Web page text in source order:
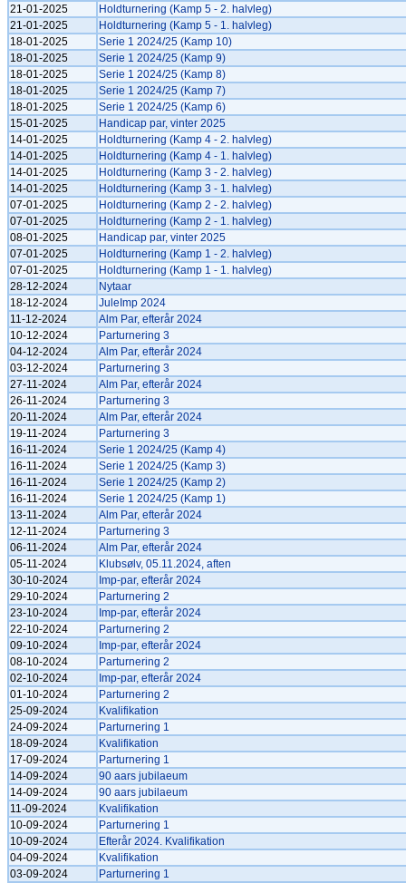
21-01-2025
Holdturnering (Kamp 5 - 2. halvleg)
21-01-2025
Holdturnering (Kamp 5 - 1. halvleg)
18-01-2025
Serie 1 2024/25 (Kamp 10)
18-01-2025
Serie 1 2024/25 (Kamp 9)
18-01-2025
Serie 1 2024/25 (Kamp 8)
18-01-2025
Serie 1 2024/25 (Kamp 7)
18-01-2025
Serie 1 2024/25 (Kamp 6)
15-01-2025
Handicap par, vinter 2025
14-01-2025
Holdturnering (Kamp 4 - 2. halvleg)
14-01-2025
Holdturnering (Kamp 4 - 1. halvleg)
14-01-2025
Holdturnering (Kamp 3 - 2. halvleg)
14-01-2025
Holdturnering (Kamp 3 - 1. halvleg)
07-01-2025
Holdturnering (Kamp 2 - 2. halvleg)
07-01-2025
Holdturnering (Kamp 2 - 1. halvleg)
08-01-2025
Handicap par, vinter 2025
07-01-2025
Holdturnering (Kamp 1 - 2. halvleg)
07-01-2025
Holdturnering (Kamp 1 - 1. halvleg)
28-12-2024
Nytaar
18-12-2024
JuleImp 2024
11-12-2024
Alm Par, efterår 2024
10-12-2024
Parturnering 3
04-12-2024
Alm Par, efterår 2024
03-12-2024
Parturnering 3
27-11-2024
Alm Par, efterår 2024
26-11-2024
Parturnering 3
20-11-2024
Alm Par, efterår 2024
19-11-2024
Parturnering 3
16-11-2024
Serie 1 2024/25 (Kamp 4)
16-11-2024
Serie 1 2024/25 (Kamp 3)
16-11-2024
Serie 1 2024/25 (Kamp 2)
16-11-2024
Serie 1 2024/25 (Kamp 1)
13-11-2024
Alm Par, efterår 2024
12-11-2024
Parturnering 3
06-11-2024
Alm Par, efterår 2024
05-11-2024
Klubsølv, 05.11.2024, aften
30-10-2024
Imp-par, efterår 2024
29-10-2024
Parturnering 2
23-10-2024
Imp-par, efterår 2024
22-10-2024
Parturnering 2
09-10-2024
Imp-par, efterår 2024
08-10-2024
Parturnering 2
02-10-2024
Imp-par, efterår 2024
01-10-2024
Parturnering 2
25-09-2024
Kvalifikation
24-09-2024
Parturnering 1
18-09-2024
Kvalifikation
17-09-2024
Parturnering 1
14-09-2024
90 aars jubilaeum
14-09-2024
90 aars jubilaeum
11-09-2024
Kvalifikation
10-09-2024
Parturnering 1
10-09-2024
Efterår 2024. Kvalifikation
04-09-2024
Kvalifikation
03-09-2024
Parturnering 1